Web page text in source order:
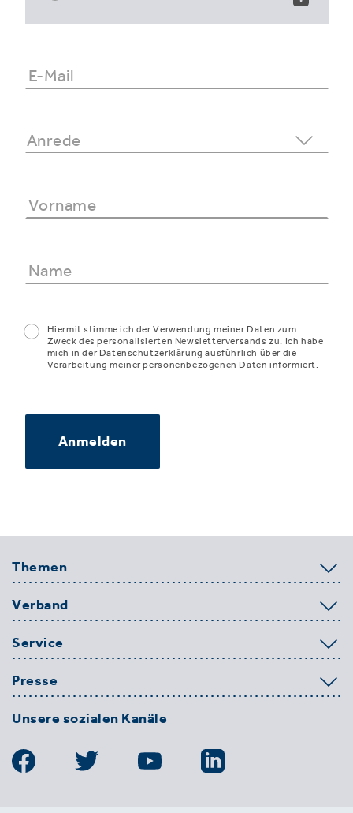
Hiermit stimme ich der Verwendung meiner Daten zum
Zweck des personalisierten Newsletterversands zu. Ich habe
mich in der Datenschutzerklärung ausführlich über die
Verarbeitung meiner personenbezogenen Daten informiert.
Anmelden
Themen
Verband
Service
Presse
Unsere sozialen Kanäle